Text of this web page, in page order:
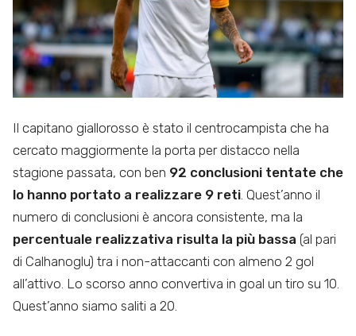
Il capitano giallorosso è stato il centrocampista che ha
cercato maggiormente la porta per distacco nella
stagione passata, con ben 92 conclusioni tentate che
lo hanno portato a realizzare 9 reti . Quest’anno il
numero di conclusioni è ancora consistente, ma la
percentuale realizzativa risulta la più bassa (al pari
di Calhanoglu) tra i non-attaccanti con almeno 2 gol
all’attivo. Lo scorso anno convertiva in goal un tiro su 10.
Quest’anno siamo saliti a 20.